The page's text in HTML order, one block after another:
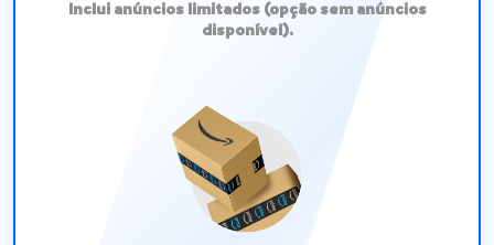
Inclui anúncios limitados (opção sem anúncios
disponível).